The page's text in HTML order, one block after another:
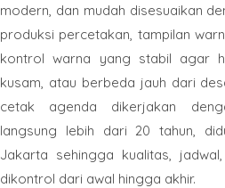
modern, dan mudah disesuaikan
produksi percetakan, tampilan
kontrol warna yang stabil agar
kusam, atau berbeda jauh dari
cetak agenda dikerjakan
langsung lebih dari 20 tahun,
Jakarta sehingga kualitas,
dikontrol dari awal hingga akhir.